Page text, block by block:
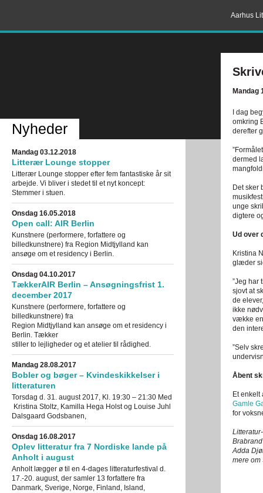
Aarhus
Mandag
I dag
omkring
derefter
dermed
Det sker
unge
digtere
Ud over
Kristina
glæder
”Jeg har
sjovt at
de
ikke
vække en
den
”Selv
Åbent
Et
Gamle
for
Adda
mere om
Nyheder
Mandag 03.12.2018
Litterær Lounge stopper
Litterær Lounge stopper efter fem fantastiske år sit
arbejde. Vi bliver i stedet til et nyt koncept:
Stemmer i stuen.
Onsdag 16.05.2018
Open call: AIR Berlin
Kunstnere (performere, forfattere og
billedkunstnere) fra Region Midtjylland kan
ansøge om et residency i Berlin.
Onsdag 04.10.2017
TækkerAIR Berlin – Ansøgningsfrist 1.
december 2017
Kunstnere (performere, forfattere og
billedkunstnere) fra
Region Midtjylland kan ansøge om et residency i
Berlin. Tækker
stiller to lejligheder og et atelier til rådighed.
Mandag 28.08.2017
Bobler og bøger – Kvindeskikkelser i
litteraturen
Torsdag d. 31. august 2017, Kl. 19:30 – 21:30 Med
Kristina Stoltz, Kamilla Hega Holst og Louise Juhl
Dalsgaard Godsbanen,
Onsdag 16.08.2017
Oplev litteratur fra 7 Nordiske lande på
Anholt i august
Anholt lægger ø til en 4-dages litteraturfestival d.
17.-20. august, der samler 13 forfattere fra
Danmark, Sverige, Norge, Finland, Island,